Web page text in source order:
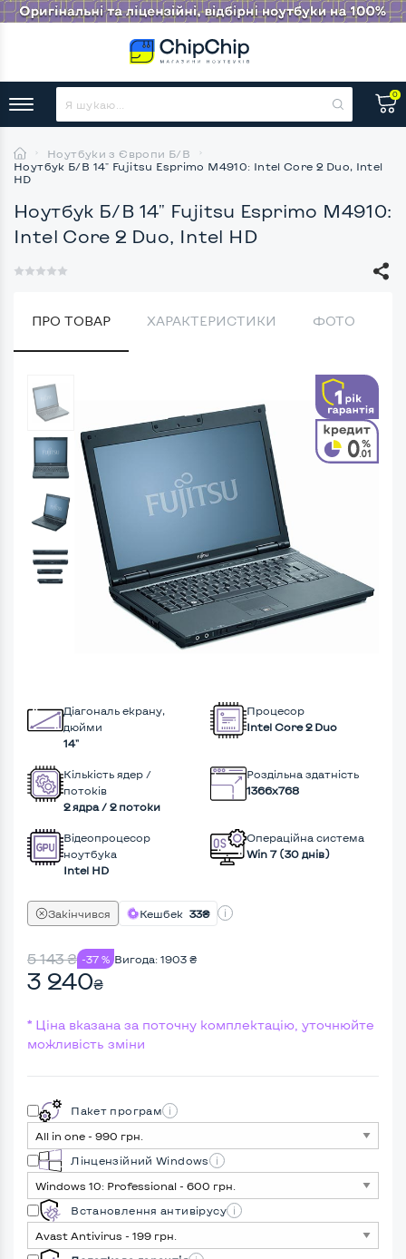
0
Ноутбуки з Європи Б/В
Ноутбук Б/В 14" Fujitsu Esprimo M4910: Intel Core 2 Duo, Intel
HD
Ноутбук Б/В 14" Fujitsu Esprimo M4910:
Intel Core 2 Duo, Intel HD
ПРО ТОВАР ХАРАКТЕРИСТИКИ ФОТО
Діагональ екрану,
дюйми
14"
Процесор
Intel Core 2 Duo
Кількість ядер /
потоків
2 ядра / 2 потоки
Роздільна здатність
1366x768
Відеопроцесор
ноутбука
Intel HD
Операційна система
Win 7 (30 днів)
Закінчився Кешбек 33₴
5 143₴ -37 % Вигода: 1903 ₴
3 240₴
* Ціна вказана за поточну комплектацію, уточнюйте
можливість зміни
Пакет програм
Лінцензійний Windows
Встановлення антивірусу